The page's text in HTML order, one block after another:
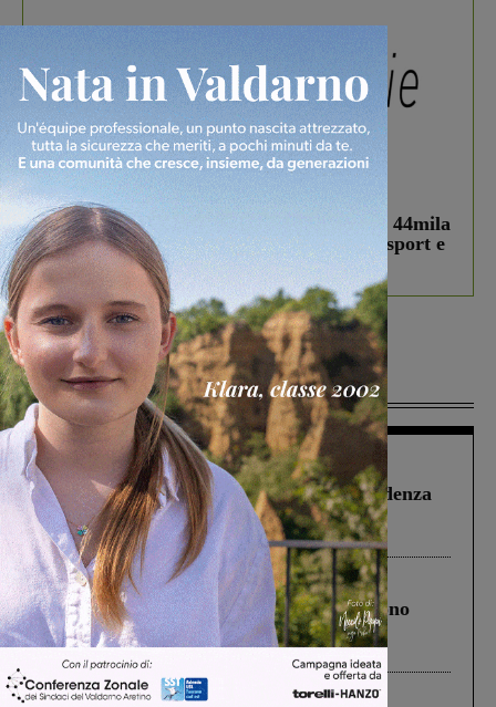
In vetrina 3 Agosto 2026
Estra Notizie agosto: Smart Cities, oltre 44mila
studenti coinvolti, torna il bando per lo sport e
debutta il podcast Estrair
Più lette
Figline Incisa Valdarno 1 Agosto 2026
Piscina di Figline finanziata oltre la scadenza
Pnrr, il gruppo di Fratelli d’Italia: “Un
ringraziamento al Governo”
Cronaca 4 Agosto 2026
Un anno fa la strage in A1 in cui morirono
Gianni, Giulia e Franco. Lo schianto, il
processo, lo stop ai sorpassi fra tir....
Cronaca 3 Agosto 2026